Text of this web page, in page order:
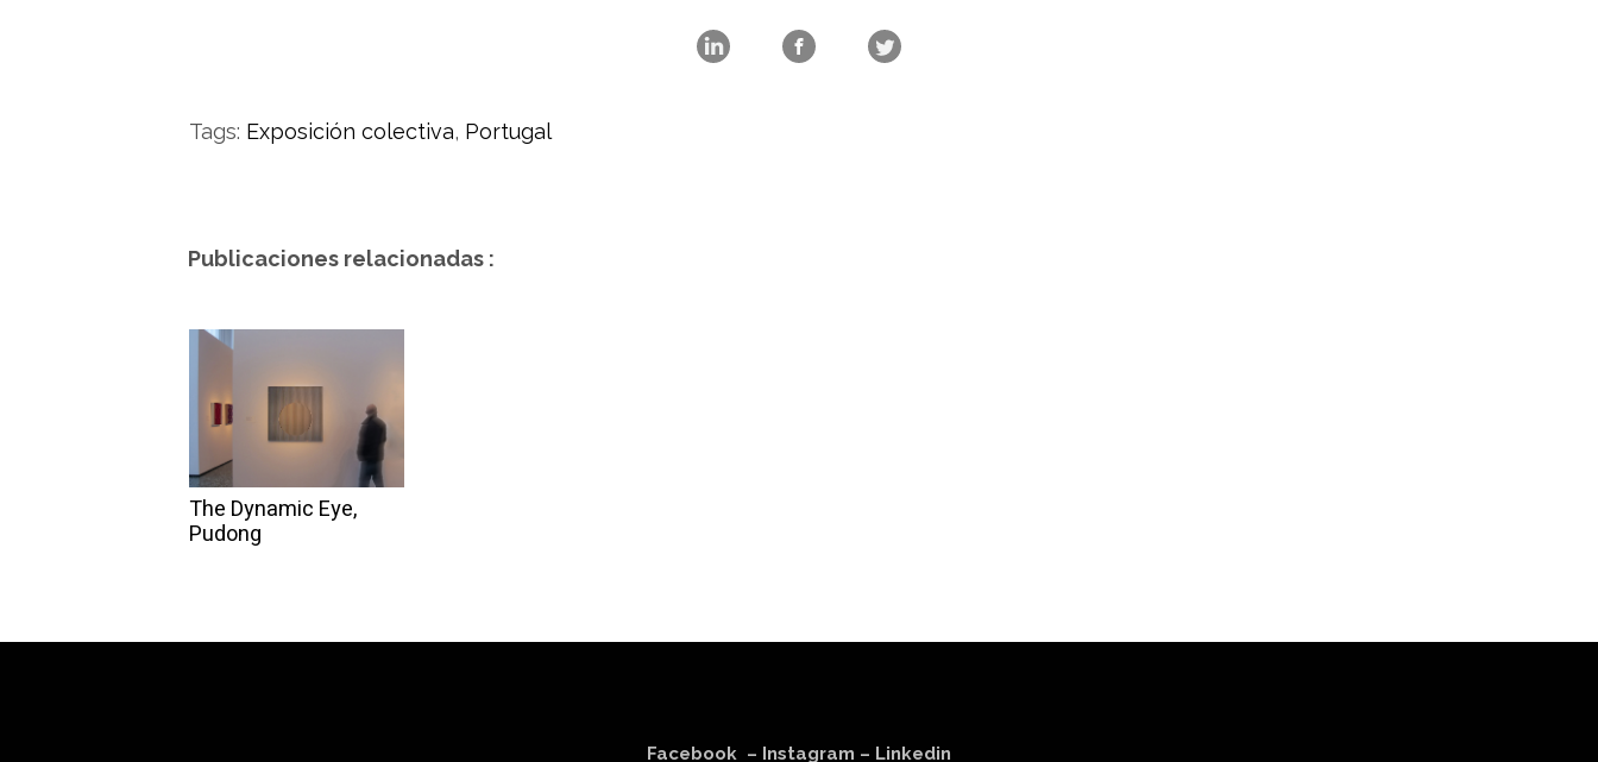
Tags: Exposición colectiva, Portugal
Publicaciones relacionadas :
The Dynamic Eye,
Pudong
Facebook– Instagram – Linkedin